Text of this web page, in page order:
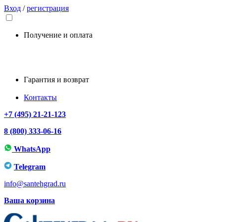
Вход /регистрация
Получение и оплата
Гарантия и возврат
Контакты
+7 (495) 21-21-123
8 (800) 333-06-16
WhatsApp
Telegram
info@santehgrad.ru
Ваша корзина